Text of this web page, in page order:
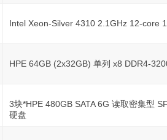
Intel Xeon-Silver 4310 2.1GHz 12-core
HPE 64GB (2x32GB) 单列 x8 DDR4-
3块*HPE 480GB SATA 6G 读取密集型
硬盘